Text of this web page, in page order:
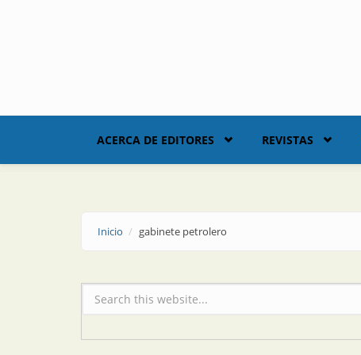
ACERCA DE EDITORES REVISTAS
Inicio gabinete petrolero
Formulario de búsqueda